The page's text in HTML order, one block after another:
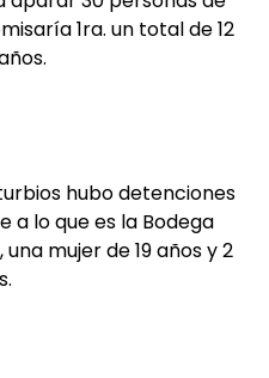
1ra. un total de 12
hubo detenciones
a lo que es la Bodega
mujer de 19 años y 2